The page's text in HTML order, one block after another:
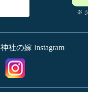
※
神社の嫁 Instagram